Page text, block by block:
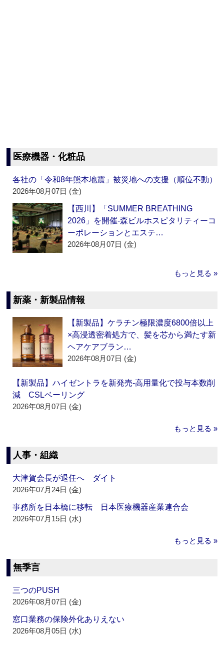
医療機器・化粧品
各社の「令和8年熊本地震」被災地への支援（順位不動）
2026年08月07日 (金)
【西川】「SUMMER BREATHING
2026」を開催‐森ビルホスピタリティーコ
ーポレーションとエステ…
2026年08月07日 (金)
もっと見る »
新薬・新製品情報
【新製品】ケラチン極限濃度6800倍以上
×高浸透密着処方で、髪を芯から満たす新
ヘアケアブラン…
2026年08月07日 (金)
【新製品】ハイゼントラを新発売‐高用量化で投与本数削
減 CSLベーリング
2026年08月07日 (金)
もっと見る »
人事・組織
大津賀会長が退任へ ダイト
2026年07月24日 (金)
事務所を日本橋に移転 日本医療機器産業連合会
2026年07月15日 (水)
もっと見る »
無季言
三つのPUSH
2026年08月07日 (金)
窓口業務の保険外化ありえない
2026年08月05日 (水)